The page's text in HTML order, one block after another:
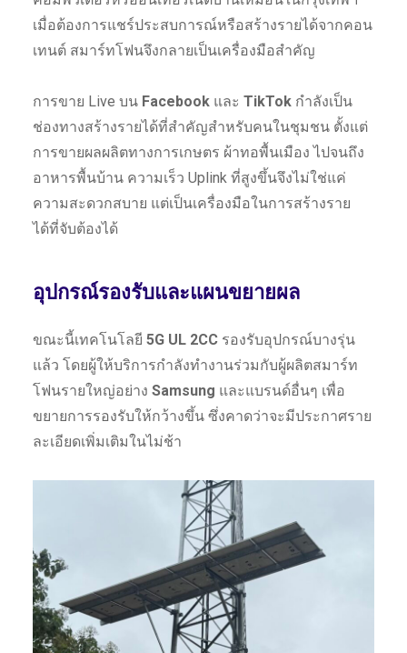
เมื่อต้องการแชร์ประสบการณ์หรือสร้างรายได้จากคอน
เทนต์ สมาร์ทโฟนจึงกลายเป็นเครื่องมือสำคัญ
การขาย Live บน Facebookและ TikTokกำลังเป็น
ช่องทางสร้างรายได้ที่สำคัญสำหรับคนในชุมชน ตั้งแต่
การขายผลผลิตทางการเกษตร ผ้าทอพื้นเมือง ไปจนถึง
อาหารพื้นบ้าน ความเร็ว Uplink ที่สูงขึ้นจึงไม่ใช่แค่
ความสะดวกสบาย แต่เป็นเครื่องมือในการสร้างราย
ได้ที่จับต้องได้
อุปกรณ์รองรับและแผนขยายผล
ขณะนี้เทคโนโลยี 5G UL 2CCรองรับอุปกรณ์บางรุ่น
แล้ว โดยผู้ให้บริการกำลังทำงานร่วมกับผู้ผลิตสมาร์ท
โฟนรายใหญ่อย่าง Samsung และแบรนด์อื่นๆ เพื่อ
ขยายการรองรับให้กว้างขึ้น ซึ่งคาดว่าจะมีประกาศราย
ละเอียดเพิ่มเติมในไม่ช้า